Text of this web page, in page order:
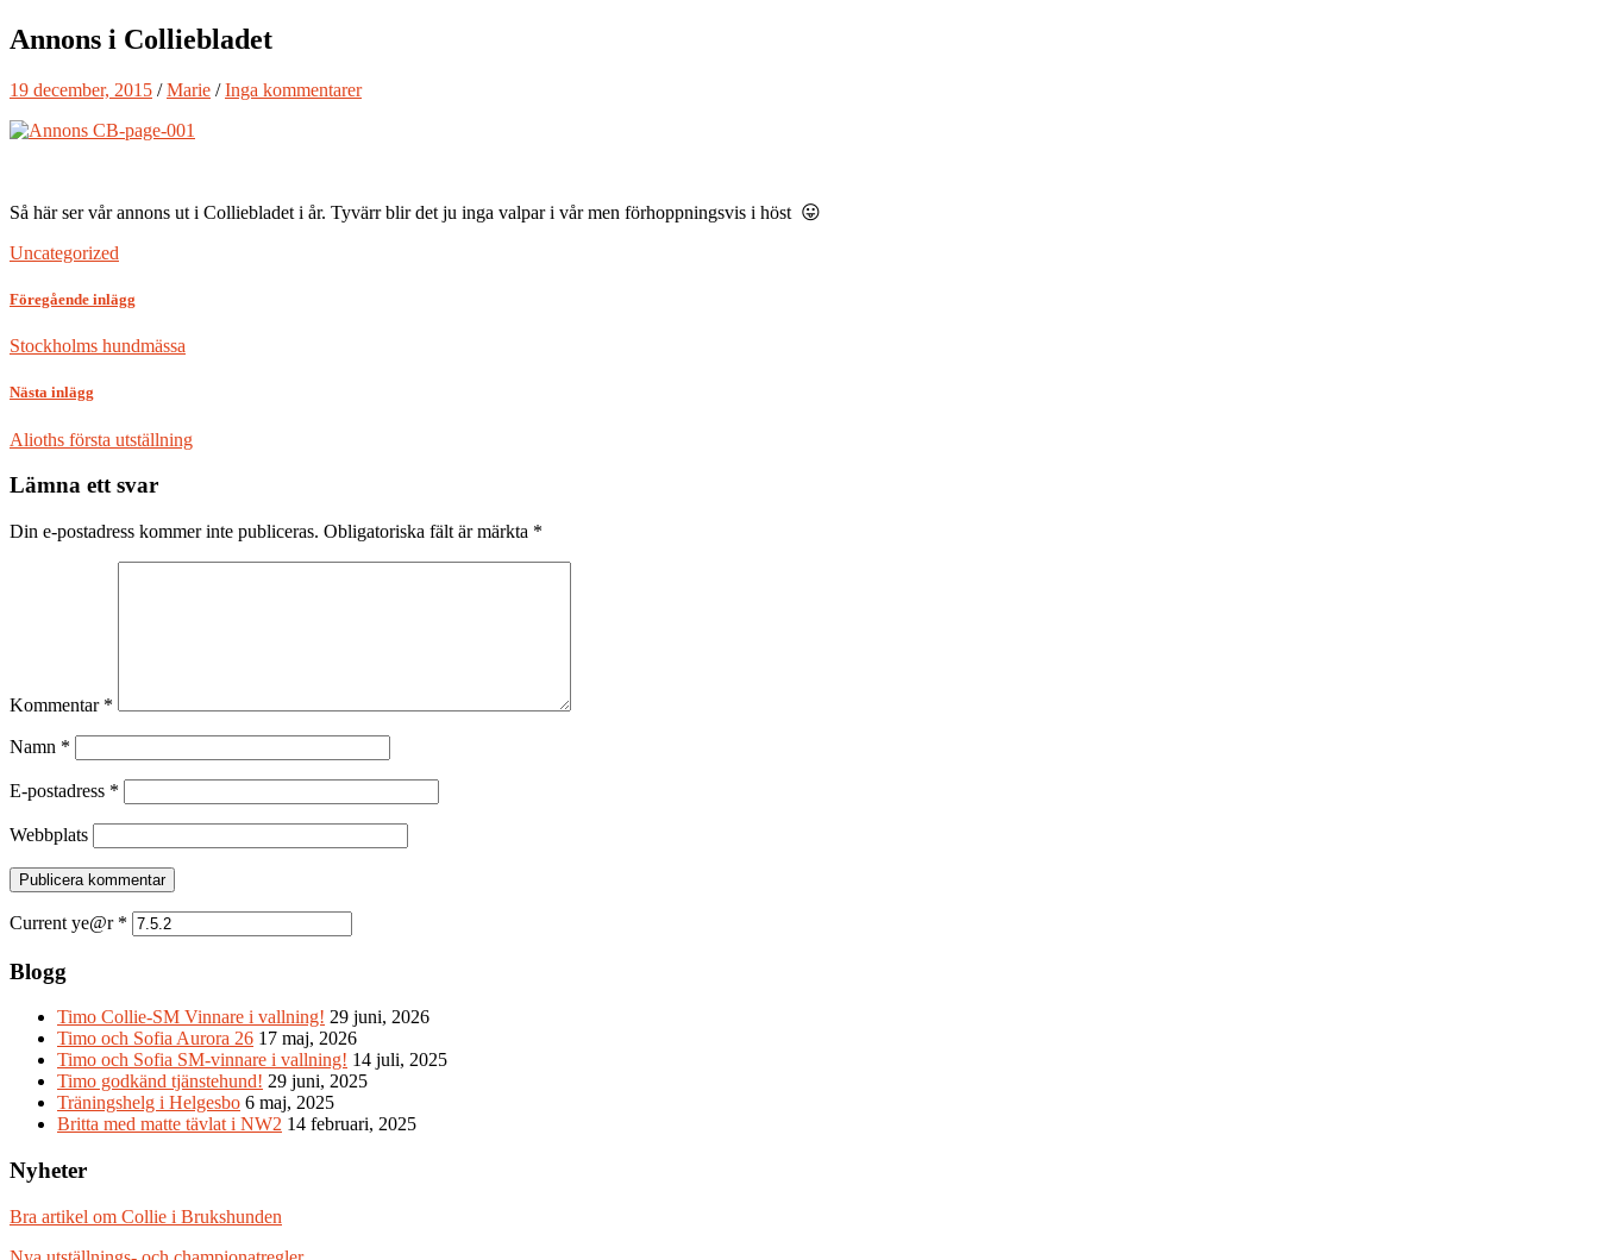
Annons i Colliebladet
19 december, 2015 /Marie /Inga kommentarer
Så här ser vår annons ut i Colliebladet i år. Tyvärr blir det ju inga valpar i vår men förhoppningsvis i höst 😛
Uncategorized
Föregående inlägg
Stockholms hundmässa
Nästa inlägg
Alioths första utställning
Lämna ett svar
Din e-postadress kommer inte publiceras. Obligatoriska fält är märkta *
Kommentar *
Namn *
E-postadress *
Webbplats
Current ye@r *
Blogg
Timo Collie-SM Vinnare i vallning! 29 juni, 2026
Timo och Sofia Aurora 26 17 maj, 2026
Timo och Sofia SM-vinnare i vallning! 14 juli, 2025
Timo godkänd tjänstehund! 29 juni, 2025
Träningshelg i Helgesbo 6 maj, 2025
Britta med matte tävlat i NW2 14 februari, 2025
Nyheter
Bra artikel om Collie i Brukshunden